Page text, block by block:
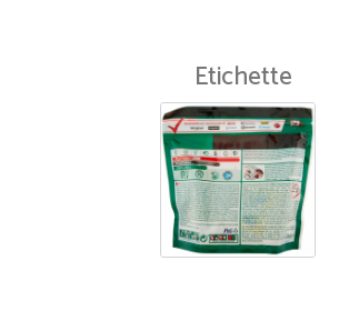
Etichette